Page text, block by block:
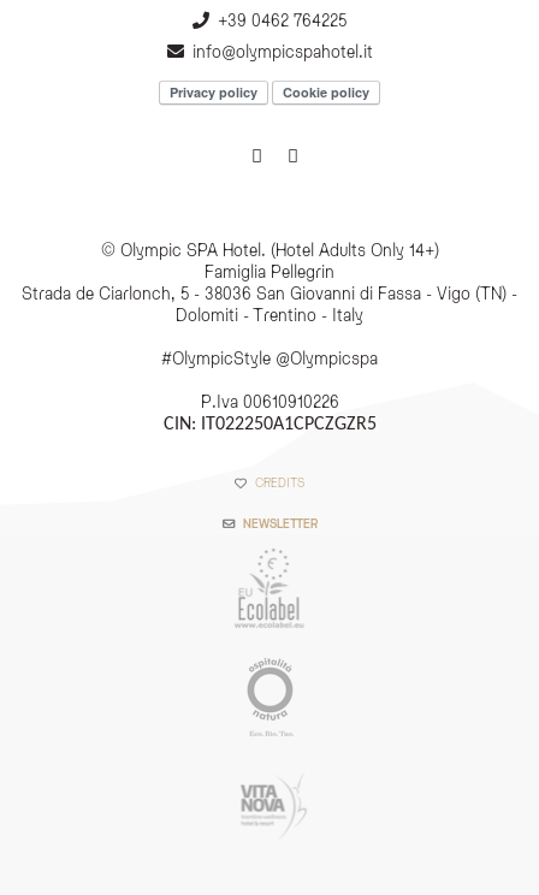
+39 0462 764225
info@olympicspahotel.it
Privacy policy Cookie policy
© Olympic SPA Hotel. (Hotel Adults Only 14+)
Famiglia Pellegrin
Strada de Ciarlonch, 5 - 38036 San Giovanni di Fassa - Vigo (TN) -
Dolomiti - Trentino - Italy
#OlympicStyle @Olympicspa
P.Iva 00610910226
CIN: IT022250A1CPCZGZR5
CREDITS
NEWSLETTER